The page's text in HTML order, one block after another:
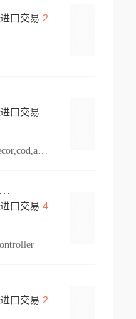
口交易 2
口交易
vehicle,pl 2,arts,home decor,cod,amusement ride,sea
Systems Inc.
口交易 4
口交易 2